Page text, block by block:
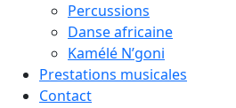
Percussions
Danse africaine
Kamélé N’goni
Prestations musicales
Contact